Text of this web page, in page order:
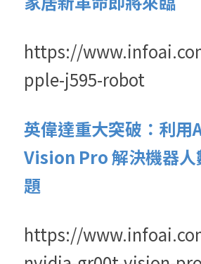
https://
pple-j595-robot
英偉達重大突破：利
Vision Pro 解決機器人
題
https://